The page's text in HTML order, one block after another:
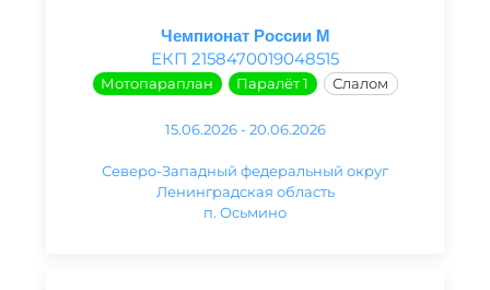
Чемпионат России М
ЕКП 2158470019048515
Мотопараплан Паралёт 1 Слалом
15.06.2026 - 20.06.2026
Северо-Западный федеральный округ
Ленинградская область
п. Осьмино